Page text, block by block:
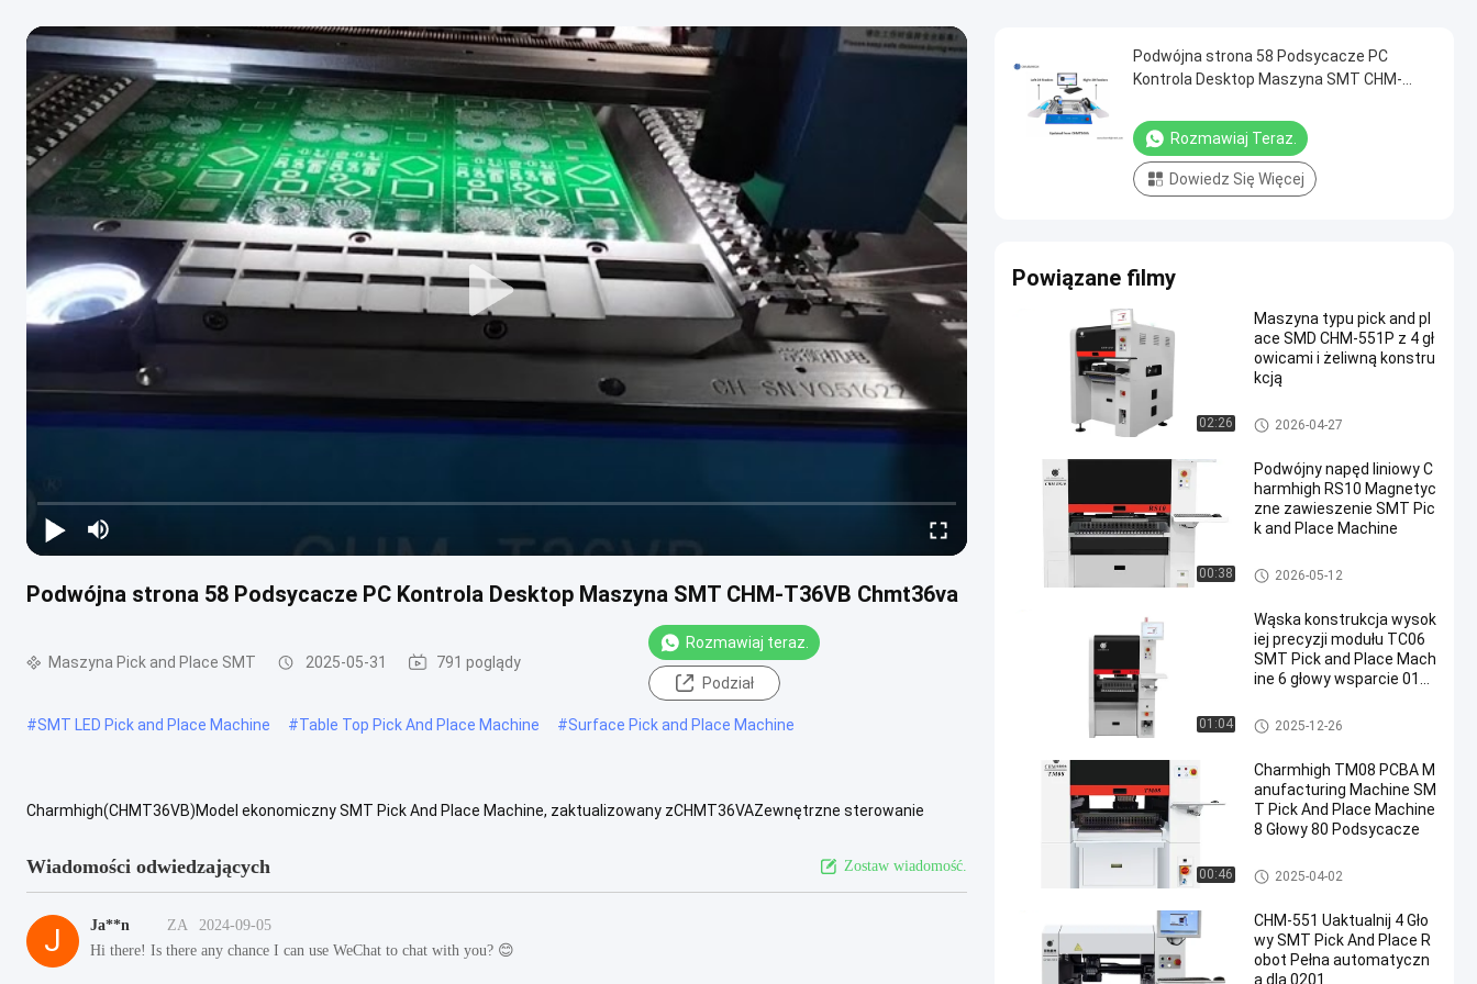
Podwójna strona 58 Podsycacze PC Kontrola Desktop Maszyna SMT CHM-T36VB Chmt36va
Maszyna Pick and Place SMT 2025-05-31 791 poglądy
Rozmawiaj teraz.
Podział
#SMT LED Pick and Place Machine #Table Top Pick And Place Machine #Surface Pick and Place Machine
Charmhigh(CHMT36VB)Model ekonomiczny SMT Pick And Place Machine, zaktualizowany zCHMT36VAZewnętrzne sterowanie
Wiadomości odwiedzających Zostaw wiadomość.
J Ja**n ZA
2024-09-05
Hi there! Is there any chance I can use WeChat to chat with you? 😊
Podwójna strona 58 Podsycacze PC
Kontrola Desktop Maszyna SMT CHM-
Rozmawiaj Teraz.
Dowiedz Się Więcej
Powiązane filmy
02:26
Maszyna typu pick and pl
ace SMD CHM-551P z 4 gł
owicami i żeliwną konstru
kcją
Maszyna Pick and Place SMT
2026-04-27
00:38
Podwójny napęd liniowy C
harmhigh RS10 Magnetyc
zne zawieszenie SMT Pic
k and Place Machine
Maszyna Pick and Place SMT
2026-05-12
01:04
Wąska konstrukcja wysok
iej precyzji modułu TC06
SMT Pick and Place Mach
ine 6 głowy wsparcie 010
Maszyna Pick and Place SMT
2025-12-26
00:46
Charmhigh TM08 PCBA M
anufacturing Machine SM
T Pick And Place Machine
8 Głowy 80 Podsycacze
Maszyna Pick and Place SMT
2025-04-02
CHM-551 Uaktualnij 4 Gło
wy SMT Pick And Place R
obot Pełna automatyczn
a dla 0201